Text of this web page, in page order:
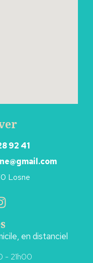
92 41
Losne
en distanciel